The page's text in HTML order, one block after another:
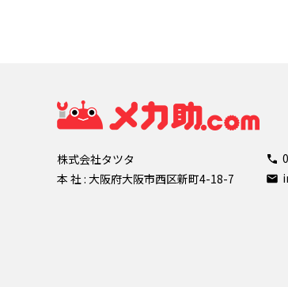
株式会社タツタ
本 社 : 大阪府大阪市西区新町4-18-7